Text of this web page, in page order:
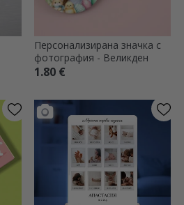
Персонализирана значка с
фотография - Великден
1.80 €